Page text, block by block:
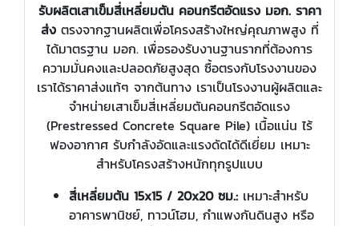
รับผลิตเสาเข็มสี่เหลี่ยมตัน คอนกรีตอัดแรง มอก. ราคา
ส่ง ตรงจากฐานผลิตเพื่อโครงสร้างใหญ่คุณภาพสูง ที่
ได้มาตรฐาน มอก. เพื่อรองรับงานฐานรากที่ต้องการ
ความมั่นคงและปลอดภัยสูงสุด ซื้อตรงกับโรงงานของ
เราได้ราคาส่งแท้ๆ จากต้นทาง เราเป็นโรงงานผู้ผลิตและ
จำหน่ายเสาเข็มสี่เหลี่ยมตันคอนกรีตอัดแรง
(Prestressed Concrete Square Pile) เนื้อแน่น ไร้
ฟองอากาศ รับกำลังอัดและแรงดัดได้ดีเยี่ยม เหมาะ
สำหรับโครงสร้างหนักทุกรูปแบบ
สี่เหลี่ยมตัน 15x15 / 20x20 ซม.: เหมาะสำหรับ
อาคารพานิชย์, ทาวน์โฮม, กำแพงกันดินสูง หรือ